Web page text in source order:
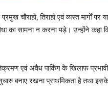
प्रमुख चौराहों, तिराहों एवं व्यस्त मार्गों
सामना न करना पड़े। उन्होंने कहा कि
एवं अवैध पार्किंग के खिलाफ
सुचारु बनाए रखना प्राथमिकता है तथा